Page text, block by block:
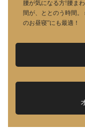
腰が気になる方!腰ま
間が、ととのう時間。
のお昼寝”にも最適！